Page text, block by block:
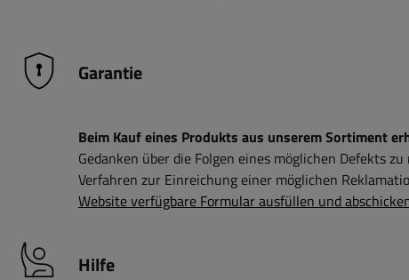
Garantie
Beim Kauf eines Produkts aus unserem Sortiment
Gedanken über die Folgen eines möglichen Defekts
Verfahren zur Einreichung einer möglichen
Website verfügbare Formular ausfüllen und
Hilfe